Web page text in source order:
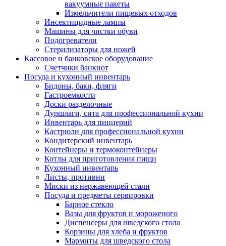
вакуумные пакеты
Измельчители пищевых отходов
Инсектицидные лампы
Машины для чистки обуви
Подогреватели
Стерилизаторы для ножей
Кассовое и банковское оборудование
Счетчики банкнот
Посуда и кухонный инвентарь
Бидоны, баки, фляги
Гастроемкости
Доски разделочные
Дуршлаги, сита для профессиональной кухни
Инвентарь для пиццерий
Кастрюли для профессиональной кухни
Кондитерский инвентарь
Контейнеры и термоконтейнеры
Котлы для приготовления пищи
Кухонный инвентарь
Листы, противни
Миски из нержавеющей стали
Посуда и предметы сервировки
Барное стекло
Вазы для фруктов и мороженого
Диспенсеры для шведского стола
Корзины для хлеба и фруктов
Мармиты для шведского стола